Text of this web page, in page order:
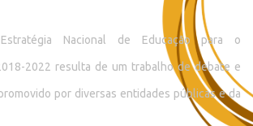
Nacional de Educação para o
2022 resulta de um trabalho de debate e
por diversas entidades públicas e da